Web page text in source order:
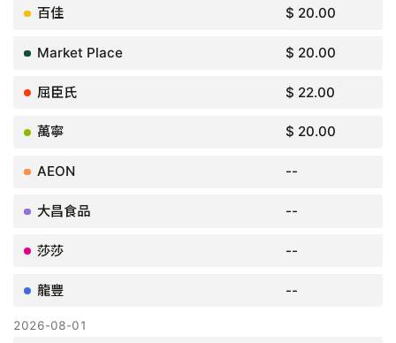
$ 20.00
$ 20.00
$ 22.00
$ 20.00
--
--
--
--